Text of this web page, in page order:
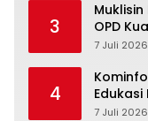
3
OPD
7 Juli 2026
4
Edukasi
7 Juli 2026